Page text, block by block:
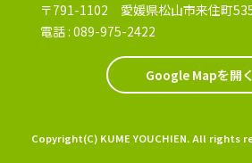
〒791-1102 愛媛県松山市来住町
電話 : 089-975-2422
Google Mapを開く
Copyright(C) KUME YOUCHIEN. All rights